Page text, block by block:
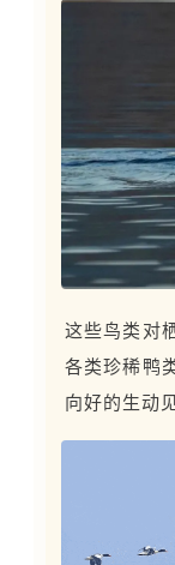
这些鸟类对
各类珍稀鸭
向好的生动